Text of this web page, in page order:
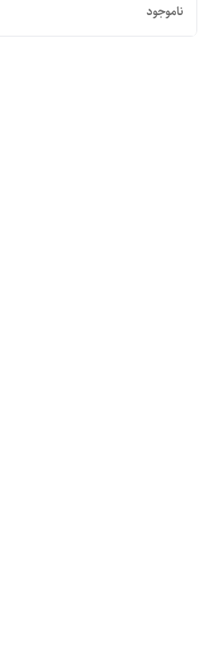
ناموجود